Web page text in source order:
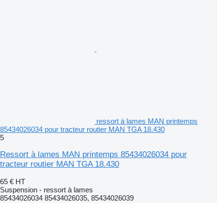
ressort à lames MAN printemps
85434026034 pour tracteur routier MAN TGA 18.430
5
Ressort à lames MAN printemps 85434026034 pour
tracteur routier MAN TGA 18.430
65 € HT
Suspension - ressort à lames
85434026034 85434026035, 85434026039